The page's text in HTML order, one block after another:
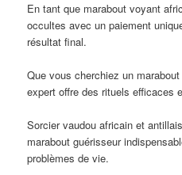
En tant que marabout voyant
occultes avec un paiement
résultat final.
Que vous cherchiez un
expert offre des rituels efficaces
Sorcier vaudou africain et
marabout guérisseur
problèmes de vie.